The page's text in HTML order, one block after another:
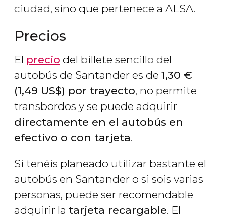
ciudad, sino que pertenece a ALSA.
Precios
El precio del billete sencillo del
autobús de Santander es de 1,30 €
(1,49 US$) por trayecto, no permite
transbordos y se puede adquirir
directamente en el autobús en
efectivo o con tarjeta.
Si tenéis planeado utilizar bastante el
autobús en Santander o si sois varias
personas, puede ser recomendable
adquirir la tarjeta recargable. El